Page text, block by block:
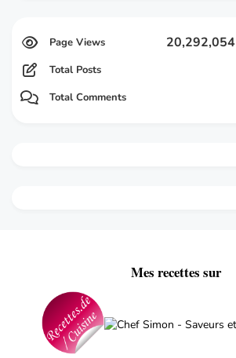
20,292,054
Total Posts
Total Comments
Mes recettes sur